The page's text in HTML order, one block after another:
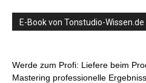
E-Book von Tonstudio-Wissen.de
Werde zum Profi: Liefere beim
Mastering professionelle